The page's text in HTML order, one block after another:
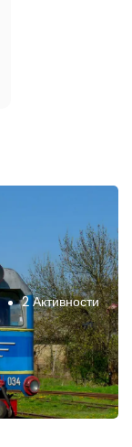
2 Активности